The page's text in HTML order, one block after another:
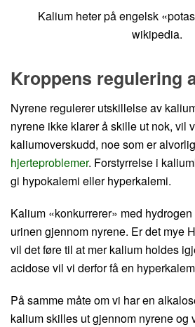
Kalium heter på engelsk
wikipedia.
Kroppens regulering
Nyrene regulerer utskillelse av
nyrene ikke klarer å skille ut nok, vil
kaliumoverskudd, noe som er
hjerteproblemer. Forstyrrelse i
gi hypokalemi eller hyperkalemi.
Kalium «konkurrerer» med
urinen gjennom nyrene. Er det mye
vil det føre til at mer kalium holdes
acidose vil vi derfor få en
På samme måte om vi har en
kalium skilles ut gjennom nyrene og